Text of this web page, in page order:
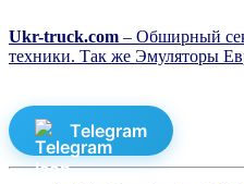
Ukr-truck.com – Обширный
техники. Так же Эмуляторы
Telegram